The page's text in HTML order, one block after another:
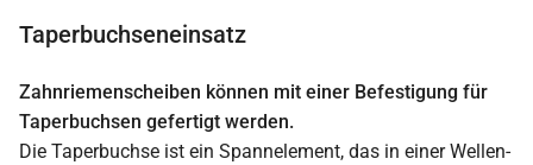
Taperbuchseneinsatz
Zahnriemenscheiben können mit einer Befestigung für
Taperbuchsen gefertigt werden.
Die Taperbuchse ist ein Spannelement, das in einer Wellen-